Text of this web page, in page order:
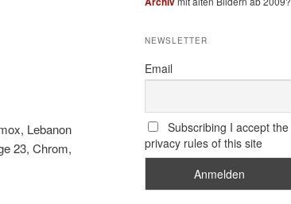
Lebanon
23, Chrom,
NEWSLETTER
Email
Subscribing I accept the
privacy rules of this site